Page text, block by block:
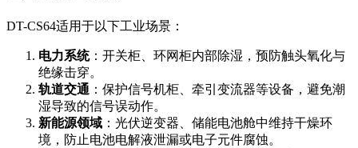
DT-CS64适用于以下工业场景：
电力系统：开关柜、环网柜内部除湿，预防触头氧化与
绝缘击穿。
轨道交通 ：保护信号机柜、牵引变流器等设备，避免潮
湿导致的信号误动作。
新能源领域 ：光伏逆变器、储能电池舱中维持干燥环
境，防止电池电解液泄漏或电子元件腐蚀。